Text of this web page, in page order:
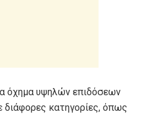
όχημα υψηλών επιδόσεων
διάφορες κατηγορίες, όπως